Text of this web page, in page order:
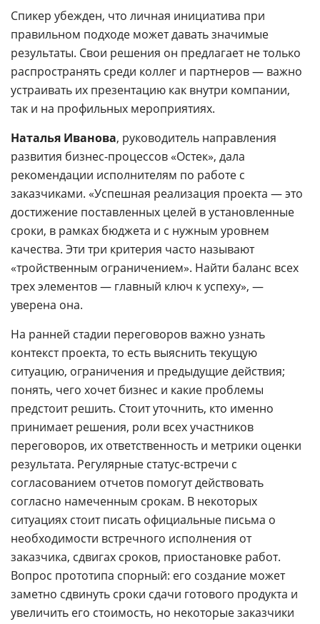
Спикер убежден, что личная инициатива при
правильном подходе может давать значимые
результаты. Свои решения он предлагает не только
распространять среди коллег и партнеров — важно
устраивать их презентацию как внутри компании,
так и на профильных мероприятиях.
Наталья Иванова, руководитель направления
развития бизнес-процессов «Остек», дала
рекомендации исполнителям по работе с
заказчиками. «Успешная реализация проекта — это
достижение поставленных целей в установленные
сроки, в рамках бюджета и с нужным уровнем
качества. Эти три критерия часто называют
«тройственным ограничением». Найти баланс всех
трех элементов — главный ключ к успеху», —
уверена она.
На ранней стадии переговоров важно узнать
контекст проекта, то есть выяснить текущую
ситуацию, ограничения и предыдущие действия;
понять, чего хочет бизнес и какие проблемы
предстоит решить. Стоит уточнить, кто именно
принимает решения, роли всех участников
переговоров, их ответственность и метрики оценки
результата. Регулярные статус-встречи с
согласованием отчетов помогут действовать
согласно намеченным срокам. В некоторых
ситуациях стоит писать официальные письма о
необходимости встречного исполнения от
заказчика, сдвигах сроков, приостановке работ.
Вопрос прототипа спорный: его создание может
заметно сдвинуть сроки сдачи готового продукта и
увеличить его стоимость, но некоторые заказчики